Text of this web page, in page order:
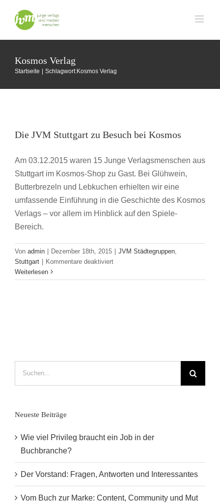
Inhalt
springen
Kosmos Verlag
Startseite Schlagwort:Kosmos Verlag
JVM Städtegruppen Stuttgart
Die JVM Stuttgart zu Besuch bei Kosmos
Am 03.12.2015 waren 15 Junge Verlagsmenschen aus
Stuttgart im Kosmos-Shop zu Gast. Bei Glühwein,
Butterbrezeln und Lebkuchen erhielten wir eine
umfassende Einführung in die Geschichte des Kosmos
Verlags – vor allem im Hinblick auf den Spiele-
Bereich.
Von admin | Dezember 18th, 2015 | JVM Städtegruppen
Stuttgart | Kommentare deaktiviertfür
JVM
Weiterlesen
Neueste Beiträge
Wie viel Privileg braucht ein Job in der
Buchbranche?
Der Vorstand: Fragen, Antworten und Interessantes
Vom Buch zur Marke: Content, Community und Mut